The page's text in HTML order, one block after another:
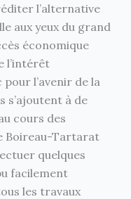
l’alternative
aux yeux du grand
économique
l’intérêt
l’avenir de la
s’ajoutent à de
cours des
Boireau-Tartarat
quelques
facilement
les travaux